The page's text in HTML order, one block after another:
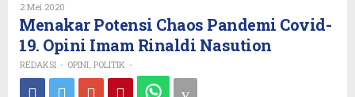
2 Mei 2020
REDAKSI
Menakar Potensi Chaos Pandemi Covid-
19. Opini Imam Rinaldi Nasution
REDAKSI - OPINI POLITIK -